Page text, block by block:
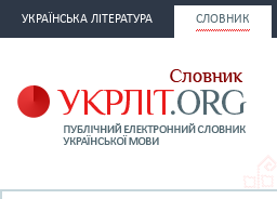
УКРАЇНСЬКА ЛІТЕРАТУРА СЛОВНИК